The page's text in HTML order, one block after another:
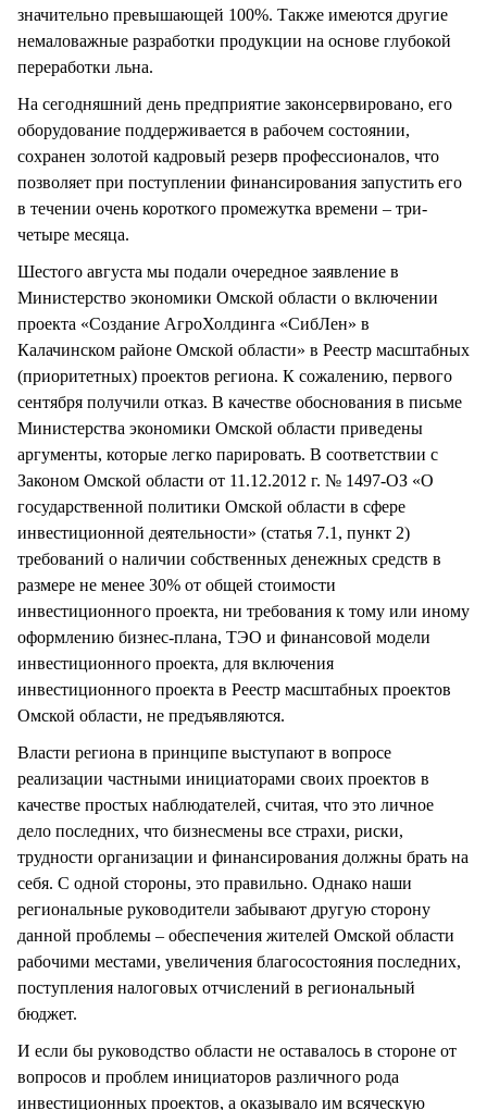
значительно превышающей 100%. Также имеются другие
немаловажные разработки продукции на основе глубокой
переработки льна.
На сегодняшний день предприятие законсервировано, его
оборудование поддерживается в рабочем состоянии,
сохранен золотой кадровый резерв профессионалов, что
позволяет при поступлении финансирования запустить его
в течении очень короткого промежутка времени – три-
четыре месяца.
Шестого августа мы подали очередное заявление в
Министерство экономики Омской области о включении
проекта «Создание АгроХолдинга «СибЛен» в
Калачинском районе Омской области» в Реестр масштабных
(приоритетных) проектов региона. К сожалению, первого
сентября получили отказ. В качестве обоснования в письме
Министерства экономики Омской области приведены
аргументы, которые легко парировать. В соответствии с
Законом Омской области от 11.12.2012 г. № 1497-ОЗ «О
государственной политики Омской области в сфере
инвестиционной деятельности» (статья 7.1, пункт 2)
требований о наличии собственных денежных средств в
размере не менее 30% от общей стоимости
инвестиционного проекта, ни требования к тому или иному
оформлению бизнес-плана, ТЭО и финансовой модели
инвестиционного проекта, для включения
инвестиционного проекта в Реестр масштабных проектов
Омской области, не предъявляются.
Власти региона в принципе выступают в вопросе
реализации частными инициаторами своих проектов в
качестве простых наблюдателей, считая, что это личное
дело последних, что бизнесмены все страхи, риски,
трудности организации и финансирования должны брать на
себя. С одной стороны, это правильно. Однако наши
региональные руководители забывают другую сторону
данной проблемы – обеспечения жителей Омской области
рабочими местами, увеличения благосостояния последних,
поступления налоговых отчислений в региональный
бюджет.
И если бы руководство области не оставалось в стороне от
вопросов и проблем инициаторов различного рода
инвестиционных проектов, а оказывало им всяческую